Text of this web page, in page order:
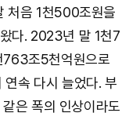
처음 1천500조원을
다. 2023년 말 1천7
조5천억원으로
속 다시 늘었다. 부
은 폭의 인상이라도